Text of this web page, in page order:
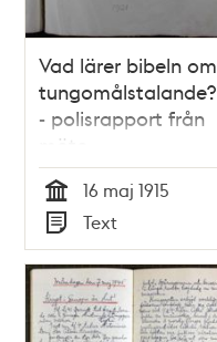
Vad lärer bibeln om
tungomålstalande?
- polisrapport från
möte
Tid
16 maj 1915
Typ
Text